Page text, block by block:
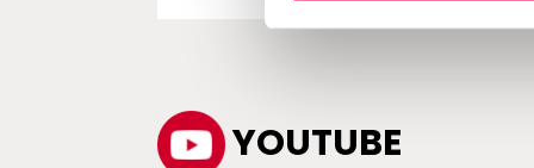
YOUTUBE